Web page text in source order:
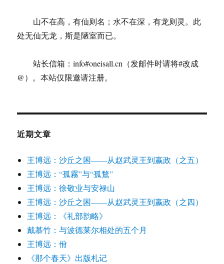
山不在高，有仙则名；水不在深，有龙则灵。此
处无仙无龙，斯是陋室而已。
站长信箱：info#oneisall.cn（发邮件时请将#改成
@）。本站仅限邀请注册。
近期文章
王博远：沙丘之困——从赵武灵王到嬴政（之五）
王博远：“孤霧”与“孤鶩”
王博远：徐敬业与安禄山
王博远：沙丘之困——从赵武灵王到嬴政（之四）
王博远：《礼部韵略》
戴慕竹：与波德莱尔相处的五个月
王博远：佾
《那个春天》出版札记